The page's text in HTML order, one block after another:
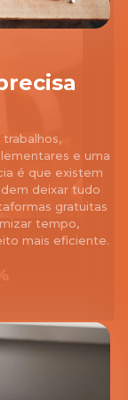
e uma
é que existem
deixar tudo
gratuitas
tempo,
mais eficiente.